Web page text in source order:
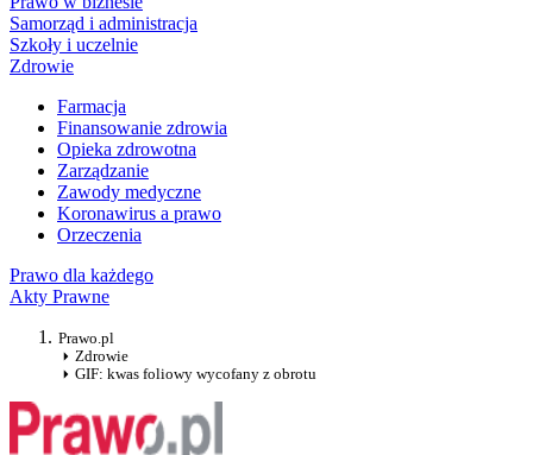
Samorząd i administracja
Szkoły i uczelnie
Zdrowie
Farmacja
Finansowanie zdrowia
Opieka zdrowotna
Zarządzanie
Zawody medyczne
Koronawirus a prawo
Orzeczenia
Prawo dla każdego
Akty Prawne
Prawo.pl
Zdrowie
GIF: kwas foliowy wycofany z obrotu